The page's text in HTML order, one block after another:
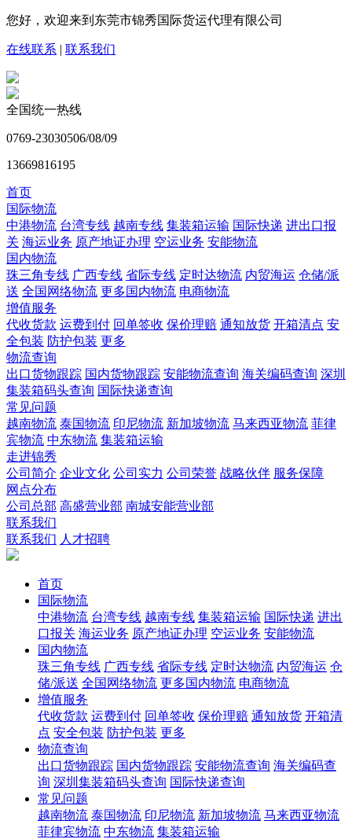
您好，欢迎来到东莞市锦秀国际货运代理有限公司
在线联系 | 联系我们
全国统一热线
0769-23030506/08/09
13669816195
首页
国际物流
中港物流 台湾专线 越南专线 集装箱运输 国际快递 进出口报
关 海运业务 原产地证办理 空运业务 安能物流
国内物流
珠三角专线 广西专线 省际专线 定时达物流 内贸海运 仓储/派
送 全国网络物流 更多国内物流 电商物流
增值服务
代收货款 运费到付 回单签收 保价理赔 通知放货 开箱清点 安
全包装 防护包装 更多
物流查询
出口货物跟踪 国内货物跟踪 安能物流查询 海关编码查询 深圳
集装箱码头查询 国际快递查询
常见问题
越南物流 泰国物流 印尼物流 新加坡物流 马来西亚物流 菲律
宾物流 中东物流 集装箱运输
走进锦秀
公司简介 企业文化 公司实力 公司荣誉 战略伙伴 服务保障
网点分布
公司总部 高盛营业部 南城安能营业部
联系我们
联系我们 人才招聘
首页
国际物流
中港物流 台湾专线 越南专线 集装箱运输 国际快递 进出
口报关 海运业务 原产地证办理 空运业务 安能物流
国内物流
珠三角专线 广西专线 省际专线 定时达物流 内贸海运 仓
储/派送 全国网络物流 更多国内物流 电商物流
增值服务
代收货款 运费到付 回单签收 保价理赔 通知放货 开箱清
点 安全包装 防护包装 更多
物流查询
出口货物跟踪 国内货物跟踪 安能物流查询 海关编码查
询 深圳集装箱码头查询 国际快递查询
常见问题
越南物流 泰国物流 印尼物流 新加坡物流 马来西亚物流
菲律宾物流 中东物流 集装箱运输